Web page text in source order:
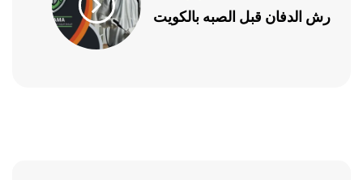
رش الدفان قبل الصبه بالكويت